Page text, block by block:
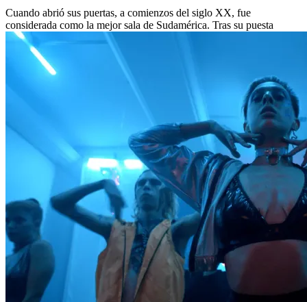
Cuando abrió sus puertas, a comienzos del siglo XX, fue
considerada como la mejor sala de Sudamérica. Tras su puesta